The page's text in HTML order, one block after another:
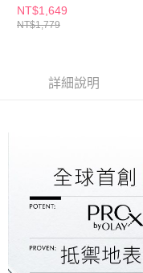
NT$1,649
NT$1,779
詳細說明